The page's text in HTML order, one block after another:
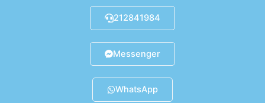
212841984
Messenger
WhatsApp